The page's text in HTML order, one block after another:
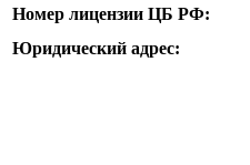
Номер лицензии ЦБ РФ:
Юридический адрес: